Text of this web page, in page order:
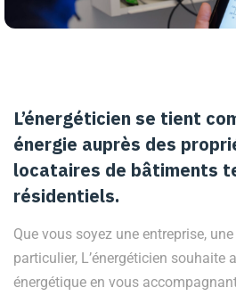
L’énergéticien se tient
énergie auprès des
locataires de bâtiments
résidentiels.
Que vous soyez une entreprise,
particulier, L’énergéticien souhaite
énergétique en vous